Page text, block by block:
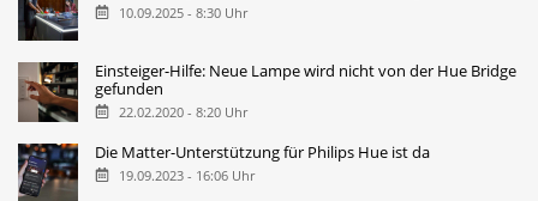
10.09.2025 - 8:30 Uhr
Einsteiger-Hilfe: Neue Lampe wird nicht von der Hue Bridge
gefunden
22.02.2020 - 8:20 Uhr
Die Matter-Unterstützung für Philips Hue ist da
19.09.2023 - 16:06 Uhr